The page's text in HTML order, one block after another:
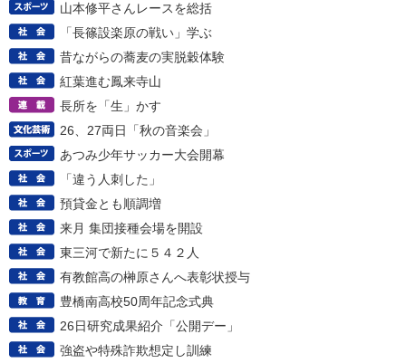
山本修平さんレースを総括
「長篠設楽原の戦い」学ぶ
昔ながらの蕎麦の実脱穀体験
紅葉進む鳳来寺山
長所を「生」かす
26、27両日「秋の音楽会」
あつみ少年サッカー大会開幕
「違う人刺した」
預貸金とも順調増
来月 集団接種会場を開設
東三河で新たに５４２人
有教館高の榊原さんへ表彰状授与
豊橋南高校50周年記念式典
26日研究成果紹介「公開デー」
強盗や特殊詐欺想定し訓練